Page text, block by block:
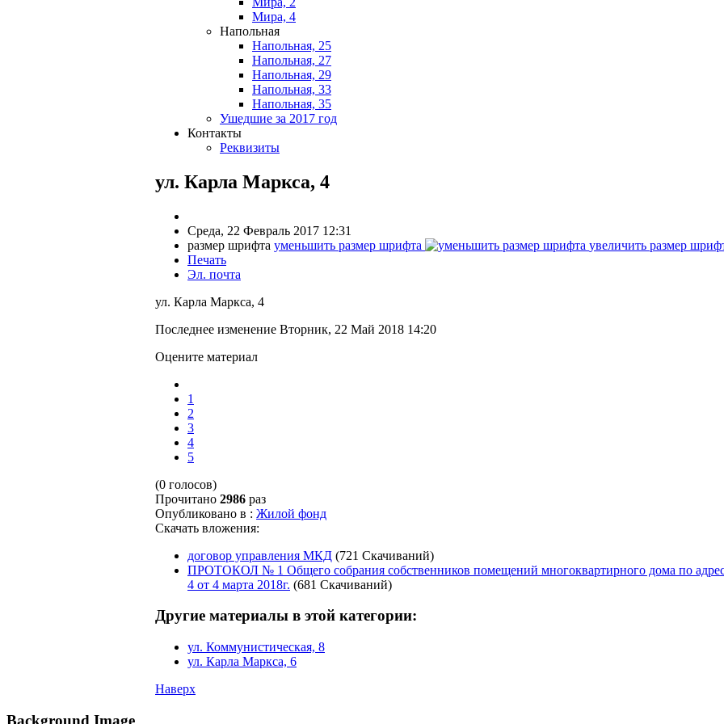
Мира, 4
Напольная
Напольная, 25
Напольная, 27
Напольная, 29
Напольная, 33
Напольная, 35
Ушедшие за 2017 год
Контакты
Реквизиты
ул. Карла Маркса, 4
Среда, 22 Февраль 2017 12:31
размер шрифта уменьшить размер шрифта
увеличить размер
Печать
Эл. почта
ул. Карла Маркса, 4
Последнее изменение Вторник, 22 Май 2018 14:20
Оцените материал
1
2
3
4
5
(0 голосов)
Прочитано 2986 раз
Опубликовано в : Жилой фонд
Скачать вложения:
договор управления МКД (721 Скачиваний)
ПРОТОКОЛ № 1 Общего собрания собственников помещений многоквартирного дома по
4 от 4 марта 2018г. (681 Скачиваний)
Другие материалы в этой категории:
ул. Коммунистическая, 8
ул. Карла Маркса, 6
Наверх
Background Image